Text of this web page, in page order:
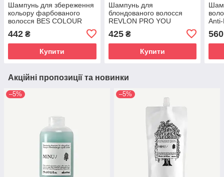
Шампунь для збереження
кольору фарбованого
волосся BES COLOUR
LOCK Clarifying Shampoo
300 мл
442 ₴
Купити
Шампунь для
блондованого волосся
REVLON PRO YOU
425₴
Купити
560
Акційні пропозиції та новинки
–5% –5%